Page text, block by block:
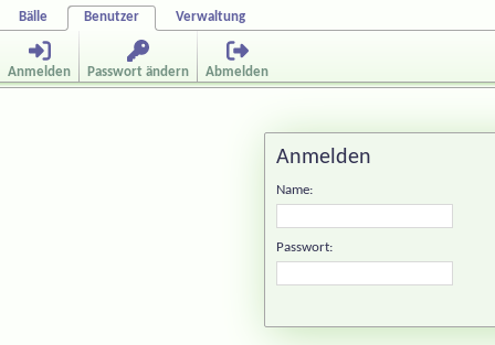
Bälle Benutzer Verwaltung
Anmelden Passwort ändern Abmelden
Anmelden
Name:
Passwort: